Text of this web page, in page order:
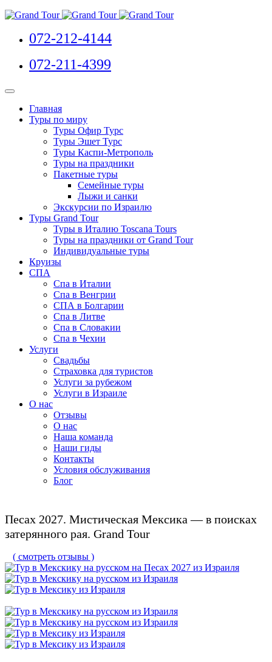
072-212-4144
072-211-4399
Главная
Туры по миру
Туры Офир Турс
Туры Эшет Турс
Туры Каспи-Метрополь
Туры на праздники
Пакетные туры
Семейные туры
Лыжи и санки
Экскурсии по Израилю
Туры Grand Tour
Туры в Италию Toscana Tours
Туры на праздники от Grand Tour
Индивидуальные туры
Круизы
СПА
Спа в Италии
Спа в Венгрии
СПА в Болгарии
Спа в Литве
Спа в Словакии
Спа в Чехии
Услуги
Свадьбы
Страховка для туристов
Услуги за рубежом
Услуги в Израиле
О нас
Отзывы
О нас
Наша команда
Наши гиды
Контакты
Условия обслуживания
Блог
Песах 2027. Мистическая Мексика — в поисках
затерянного рая. Grand Tour
( смотреть отзывы )